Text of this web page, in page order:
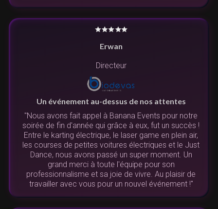
Erwan
Directeur
Un événement au-dessus de nos attentes
"Nous avons fait appel à Banana Events pour notre
soirée de fin d'année qui grâce à eux, fut un succès !
Entre le karting électrique, le laser game en plein air,
les courses de petites voitures électriques et le Just
Dance, nous avons passé un super moment. Un
grand merci à toute l'équipe pour son
professionnalisme et sa joie de vivre. Au plaisir de
travailler avec vous pour un nouvel événement !"